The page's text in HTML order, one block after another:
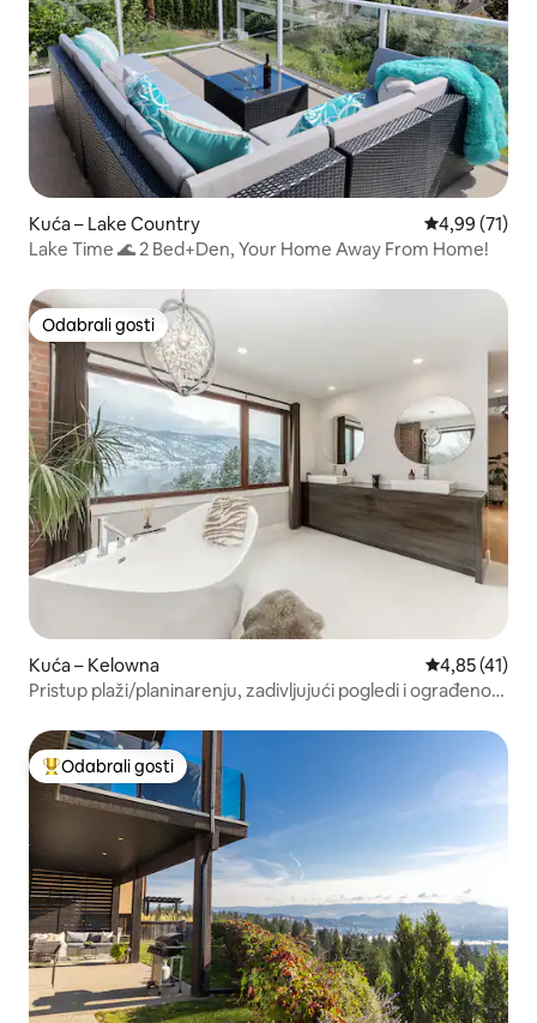
Kuća – Lake Country Prosječna
4,99 (71)
Lake Time 🌊 2 Bed+Den, Your Home Away From Home!
Odabrali gosti
Odabrali gosti
Kuća – Kelowna Prosječna
4,85 (41)
Pristup plaži/planinarenju, zadivljujući pogledi i ograđeno
Među najviše rangiranima s oznakom „Odabrali gosti”
Odabrali gosti